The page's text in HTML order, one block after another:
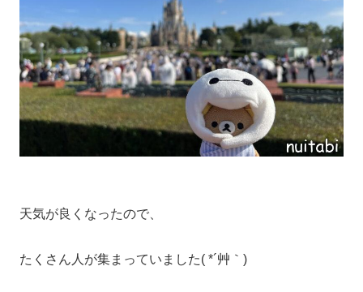
天気が良くなったので、
たくさん人が集まっていました( *´艸｀)